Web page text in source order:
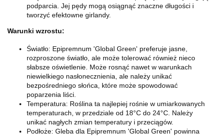
podparcia. Jej pędy mogą osiągnąć znaczne długości i
tworzyć efektowne girlandy.
Warunki wzrostu:
Światło: Epipremnum 'Global Green' preferuje jasne,
rozproszone światło, ale może tolerować również nieco
słabsze oświetlenie. Może rosnąć nawet w warunkach
niewielkiego nasłonecznienia, ale należy unikać
bezpośredniego słońca, które może spowodować
poparzenia liści.
Temperatura: Roślina ta najlepiej rośnie w umiarkowanych
temperaturach, w przedziale od 18°C do 24°C. Należy
unikać nagłych zmian temperatury i przeciągów.
Podłoże: Gleba dla Epipremnum 'Global Green' powinna